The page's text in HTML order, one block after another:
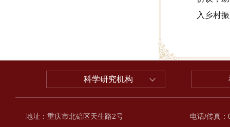
入乡村
科学研究机构
地址：重庆市北碚区天生路2号
电话/传真